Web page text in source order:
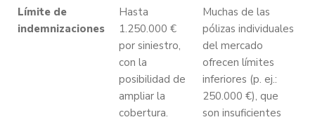
Límite de
indemnizaciones
Hasta
1.250.000 €
por siniestro,
con la
posibilidad de
ampliar la
cobertura.
Muchas de las
pólizas individuales
del mercado
ofrecen límites
inferiores (p. ej.:
250.000 €), que
son insuficientes